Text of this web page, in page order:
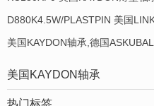
D880K4.5W/PLASTPIN 美国
美国KAYDON轴承,德国
美国KAYDON轴承
热门标签